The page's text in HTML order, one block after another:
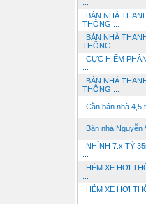
BÁN NHÀ
THÔNG ...
BÁN NHÀ
THÔNG ...
CỰC HIẾM
BÁN NHÀ
THÔNG ...
Cần bán nhà 4,5
Bán nhà Nguyễn
NHỈNH 7.x TỶ
HẺM XE HƠI
HẺM XE HƠI